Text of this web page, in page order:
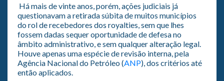
Há mais de vinte anos, porém, ações judiciais já
questionavam a retirada súbita de muitos municípios
do rol de recebedores dos royalties, sem que lhes
fossem dadas sequer oportunidade de defesa no
âmbito administrativo, e sem qualquer alteração legal.
Houve apenas uma espécie de revisão interna, pela
Agência Nacional do Petróleo (ANP), dos critérios até
então aplicados.